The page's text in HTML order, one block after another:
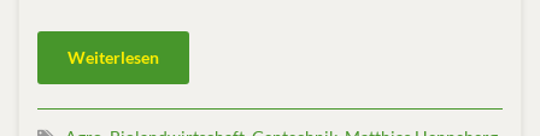
Weiterlesen